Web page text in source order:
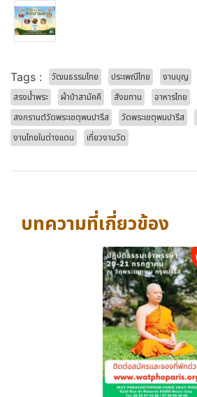
Tags : วัฒนธรรมไทย ประเพณีไทย งานบุญ
สรงน้ำพระ
ผ้าป่าสามัคคี สังฆทาน
อาหารไทย
สงกรานต์วัดพระเชตุพนปารีส
วัดพระเชตุพนปารีส
งานไทยในต่างแดน
เที่ยวงานวัด
บทความที่เกี่ยวข้อง